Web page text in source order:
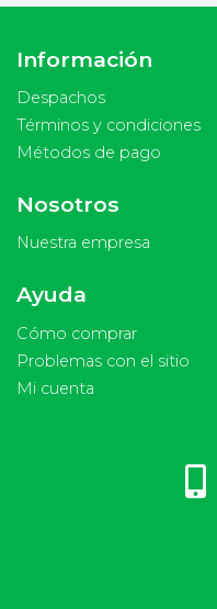
Información
Despachos
Términos y condiciones
Métodos de pago
Nosotros
Nuestra empresa
Ayuda
Cómo comprar
Problemas con el sitio
Mi cuenta